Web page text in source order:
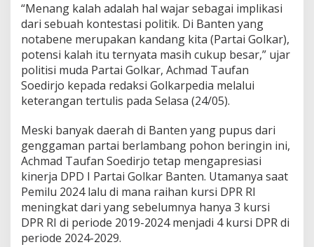
P
e
a
a
r
a
e
r
h
a
g
a
,
S
“Menang kalah adalah hal wajar sebagai implikasi
dari sebuah kontestasi politik. Di Banten yang
notabene merupakan kandang kita (Partai Golkar),
potensi kalah itu ternyata masih cukup besar,” ujar
politisi muda Partai Golkar, Achmad Taufan
Soedirjo kepada redaksi Golkarpedia melalui
keterangan tertulis pada Selasa (24/05).
Meski banyak daerah di Banten yang pupus dari
genggaman partai berlambang pohon beringin ini,
Achmad Taufan Soedirjo tetap mengapresiasi
kinerja DPD I Partai Golkar Banten. Utamanya saat
Pemilu 2024 lalu di mana raihan kursi DPR RI
meningkat dari yang sebelumnya hanya 3 kursi
DPR RI di periode 2019-2024 menjadi 4 kursi DPR di
periode 2024-2029.